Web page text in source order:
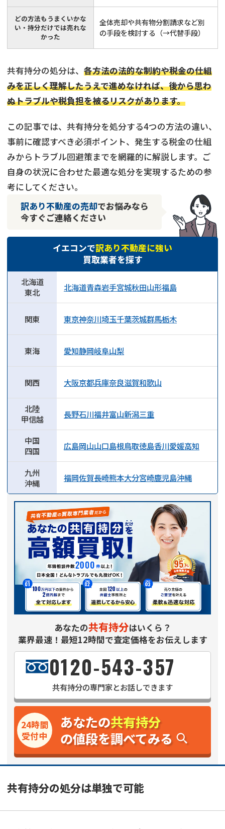
どの方法もうまくいかな
い・持分だけでは売れな
かった
全体売却や共有物分割請求など別
の手段を検討する（→代替手段）
共有持分の処分は、 各方法の法的な制約や税金の仕組
みを正しく理解したうえで進めなければ、後から思わ
ぬトラブルや税負担を被るリスクがあります。
この記事では、共有持分を処分する4つの方法の違い、
事前に確認すべき必須ポイント、発生する税金の仕組
みからトラブル回避策までを網羅的に解説します。ご
自身の状況に合わせた最適な処分を実現するための参
考にしてください。
訳あり不動産の売却でお悩みなら
今すぐご連絡ください
イエコンで訳あり不動産に強い
買取業者を探す
北海道
東北
北海道青森岩手宮城秋田山形福島
関東 東京神奈川埼玉千葉茨城群馬栃木
東海 愛知静岡岐阜山梨
関西 大阪京都兵庫奈良滋賀和歌山
北陸
甲信越
長野石川福井富山新潟三重
中国
四国
広島岡山山口島根鳥取徳島香川愛媛高知
九州
沖縄
福岡佐賀長崎熊本大分宮崎鹿児島沖縄
あなたの共有持分はいくら？
業界最速！最短12時間で査定価格をお伝えします
0120-543-357
共有持分の専門家とお話しできます
あなたの共有持分
の値段を調べてみる
24時間
受付中
共有持分の処分は単独で可能